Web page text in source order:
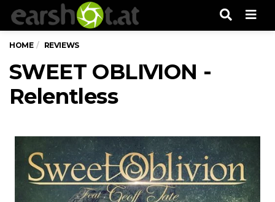
HOME REVIEWS
SWEET OBLIVION -
Relentless